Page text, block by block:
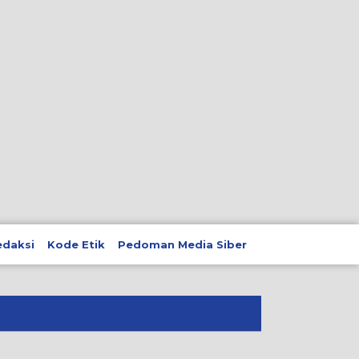
Kode Etik Pedoman Media Siber